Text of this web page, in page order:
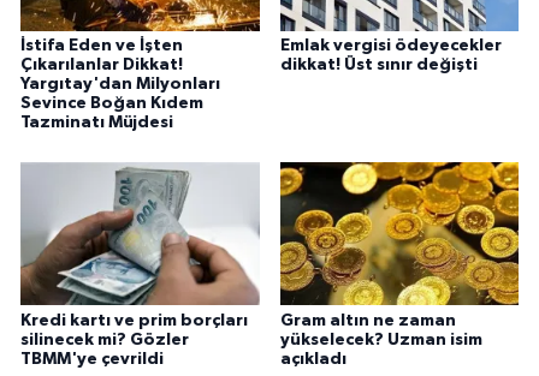
İstifa Eden ve İşten
Çıkarılanlar Dikkat!
Yargıtay'dan Milyonları
Sevince Boğan Kıdem
Tazminatı Müjdesi
Emlak vergisi ödeyecekler
dikkat! Üst sınır değişti
Kredi kartı ve prim borçları
silinecek mi? Gözler
TBMM'ye çevrildi
Gram altın ne zaman
yükselecek? Uzman isim
açıkladı